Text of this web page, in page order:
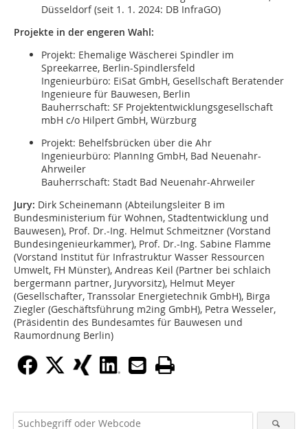
Düsseldorf (seit 1. 1. 2024: DB InfraGO)
Projekte in der engeren Wahl:
Projekt: Ehemalige Wäscherei Spindler im
Spreekarree, Berlin-Spindlersfeld
Ingenieurbüro: EiSat GmbH, Gesellschaft Beratender
Ingenieure für Bauwesen, Berlin
Bauherrschaft: SF Projektentwicklungsgesellschaft
mbH c/o Hilpert GmbH, Würzburg
Projekt: Behelfsbrücken über die Ahr
Ingenieurbüro: PlannIng GmbH, Bad Neuenahr-
Ahrweiler
Bauherrschaft: Stadt Bad Neuenahr-Ahrweiler
Jury: Dirk Scheinemann (Abteilungsleiter B im
Bundesministerium für Wohnen, Stadtentwicklung und
Bauwesen), Prof. Dr.-Ing. Helmut Schmeitzner (Vorstand
Bundesingenieurkammer), Prof. Dr.-Ing. Sabine Flamme
(Vorstand Institut für Infrastruktur Wasser Ressourcen
Umwelt, FH Münster), Andreas Keil (Partner bei schlaich
bergermann partner, Juryvorsitz), Helmut Meyer
(Gesellschafter, Transsolar Energietechnik GmbH), Birga
Ziegler (Geschäftsführung m2ing GmbH), Petra Wesseler,
(Präsidentin des Bundesamtes für Bauwesen und
Raumordnung Berlin)